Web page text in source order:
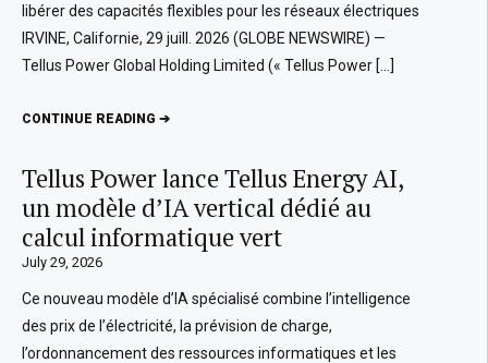
libérer des capacités flexibles pour les réseaux électriques
IRVINE, Californie, 29 juill. 2026 (GLOBE NEWSWIRE) —
Tellus Power Global Holding Limited (« Tellus Power […]
CONTINUE READING ➔
Tellus Power lance Tellus Energy AI,
un modèle d’IA vertical dédié au
calcul informatique vert
July 29, 2026
Ce nouveau modèle d’IA spécialisé combine l’intelligence
des prix de l’électricité, la prévision de charge,
l’ordonnancement des ressources informatiques et les